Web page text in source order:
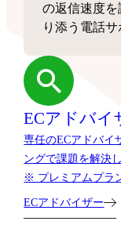
の返信速度
り添う電話
ECアドバイ
専任のECアドバイ
ングで課題を解決
※ プレミアムプラ
ECアドバイザー